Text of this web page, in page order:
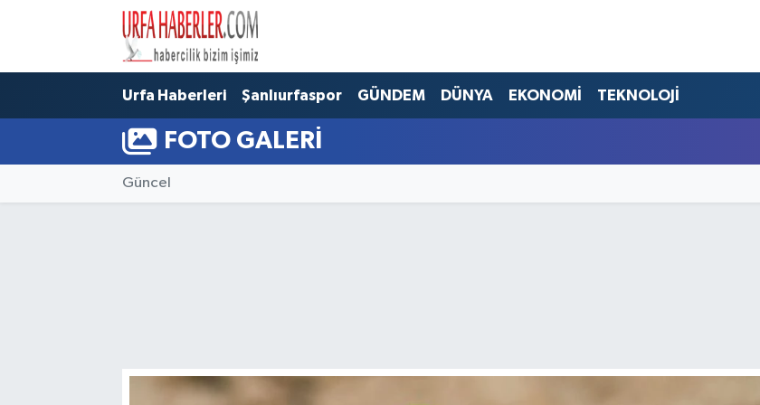
Urfa Haberleri Şanlıurfaspor GÜNDEM DÜNYA EKONOMİ TEKNOLOJİ
FOTO GALERI
Güncel
Şanlıurfa Nöbetçi Eczaneler
Şanlıurfa Namaz Vakitleri
Şanlıurfa Trafik Yoğunluk Haritası